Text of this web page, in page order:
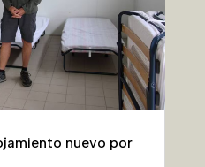
nuevo por